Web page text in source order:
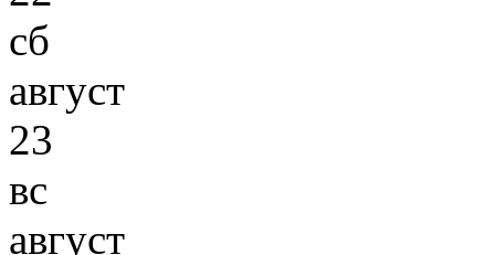
сб
август
23
вс
август